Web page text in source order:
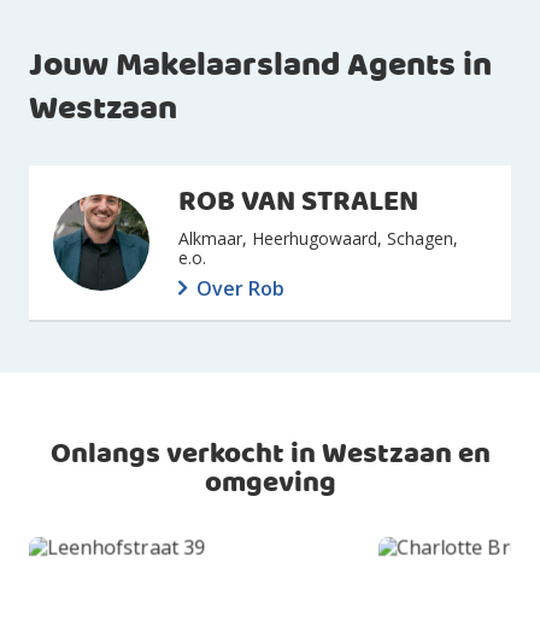
Jouw Makelaarsland Agents in
Westzaan
ROBVAN STRALEN
Alkmaar, Heerhugowaard, Schagen,
e.o.
Over Rob
Onlangs verkocht in Westzaan en
omgeving